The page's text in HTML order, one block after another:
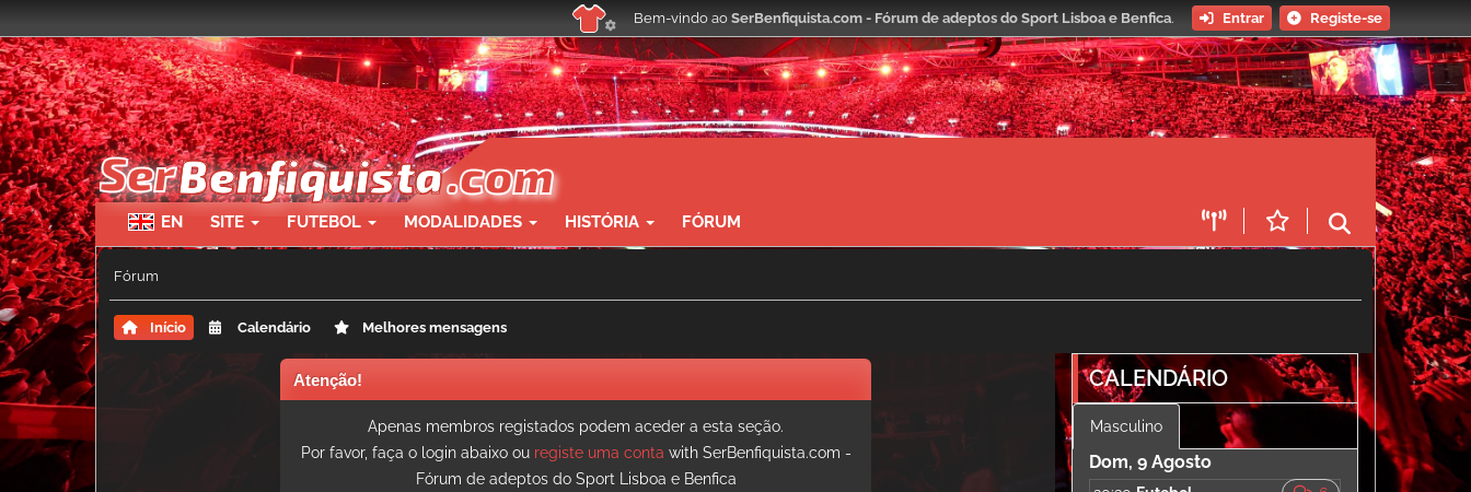
Bem-vindo ao SerBenfiquista.com - Fórum de adeptos do Sport Lisboa e Benfica. Entrar Registe-se
EN SITE FUTEBOL MODALIDADES HISTÓRIA FÓRUM
Fórum
Início Calendário Melhores mensagens
Atenção!
Apenas membros registados podem aceder a esta seção.
Por favor, faça o login abaixo ou registe uma conta with SerBenfiquista.com -
Fórum de adeptos do Sport Lisboa e Benfica
CALENDÁRIO
Masculino
Dom, 9 Agosto